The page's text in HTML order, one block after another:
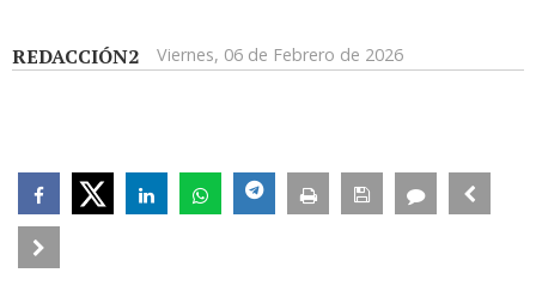
REDACCIÓN2 Viernes, 06 de Febrero de 2026